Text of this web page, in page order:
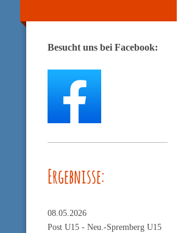
Besucht uns bei Facebook:
Ergebnisse:
08.05.2026
Post U15 - Neu.-Spremberg U15